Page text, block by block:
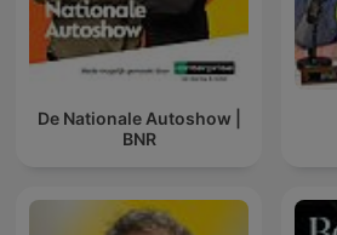
De Nationale Autoshow |
BNR